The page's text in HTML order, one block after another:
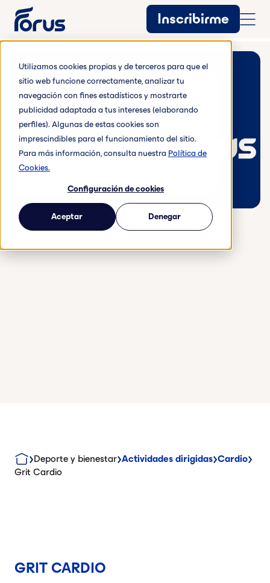
Utilizamos cookies propias y de terceros para que el
sitio web funcione correctamente, analizar tu
navegación con fines estadísticos y mostrarte
publicidad adaptada a tus intereses (elaborando
perfiles). Algunas de estas cookies son
imprescindibles para el funcionamiento del sitio.
Para más información, consulta nuestra Política de
Cookies.
Configuración de cookies
Aceptar Denegar
Inscribirme
Clases de cardio
Grit Cardio: cardio
sin concesiones
Entrena sin límites con sesiones HIIT
intensas que mejoran tu resistencia,
Deporte y bienestar Actividades dirigidas Cardio
Grit Cardio
GRIT CARDIO